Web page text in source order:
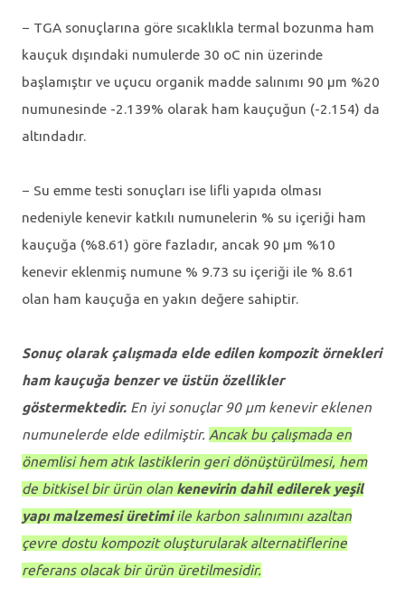
− TGA sonuçlarına göre sıcaklıkla termal bozunma ham
kauçuk dışındaki numulerde 30 oC nin üzerinde
başlamıştır ve uçucu organik madde salınımı 90 μm %20
numunesinde -2.139% olarak ham kauçuğun (-2.154) da
altındadır.
− Su emme testi sonuçları ise lifli yapıda olması
nedeniyle kenevir katkılı numunelerin % su içeriği ham
kauçuğa (%8.61) göre fazladır, ancak 90 μm %10
kenevir eklenmiş numune % 9.73 su içeriği ile % 8.61
olan ham kauçuğa en yakın değere sahiptir.
Sonuç olarak çalışmada elde edilen kompozit örnekleri
ham kauçuğa benzer ve üstün özellikler
göstermektedir. En iyi sonuçlar 90 μm kenevir eklenen
numunelerde elde edilmiştir. Ancak bu çalışmada en
önemlisi hem atık lastiklerin geri dönüştürülmesi, hem
de bitkisel bir ürün olan kenevirin dahil edilerek yeşil
yapı malzemesi üretimiile karbon salınımını azaltan
çevre dostu kompozit oluşturularak alternatiflerine
referans olacak bir ürün üretilmesidir.